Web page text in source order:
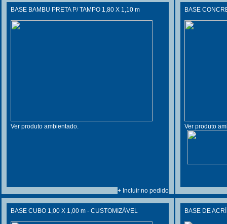
BASE BAMBU PRETA P/ TAMPO 1,80 X 1,10 m
Ver produto ambientado.
+ Incluir no pedido
BASE
Ver produto
BASE CUBO 1,00 X 1,00 m - CUSTOMIZÁVEL BASE DE